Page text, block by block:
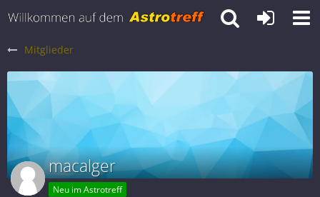
Mitglieder
macalger
Neu im Astrotreff